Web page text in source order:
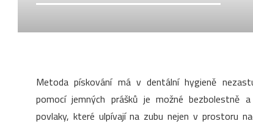
Metoda pískování má v dentální hygieně
pomocí jemných prášků je možné bezbolestně
povlaky, které ulpívají na zubu nejen v prostoru